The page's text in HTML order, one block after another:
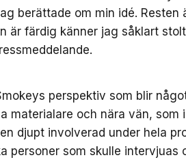
berättade om min idé. Resten
är färdig känner jag såklart
perspektiv som blir
materialare och nära vän,
djupt involverad under hela
personer som skulle intervjuas